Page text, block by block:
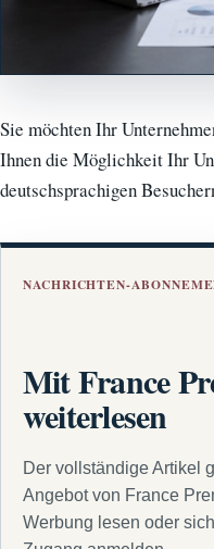
Sie möchten Ihr
Ihnen die Möglichkeit Ihr
deutschsprachigen
NACHRICHTEN-
Mit France
weiterlesen
Der vollständige Artikel
Angebot von France
Werbung lesen oder